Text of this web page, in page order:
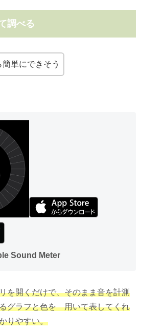
調べる
単にできそう
Sound Meter
を開くだけで、そのまま音を計測
グラフと色を 用いて表してくれ
りやすい。